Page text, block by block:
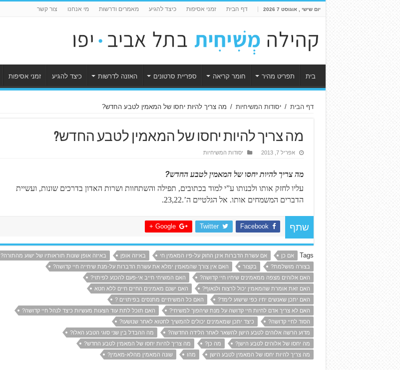
יום שישי , אוגוסט 7 2026 דף הבית זמני אסיפות כיצד להגיע מאמרים ודרשות מי אנחנו צור קשר
בית תפריט מהיר חומר קריאה ספריית סרטונים האזנה לדרשות כיצד להגיע זמני אסיפות
דף הבית / יסודות המשיחיות / מה צריך להיות יחסו של המאמין לטבע החדש?
מה צריך להיות יחסו של המאמין לטבע החדש?
אפריל 7, 2013 יסודות המשיחיות
מה צריך להיות יחסו של המאמין לטבע החדש?
עליו לחזק אותו ולבנותו ע”י למוד בכתובים, תפילה והשתחוות ושרות האדון בדרכים שונות, ועשיית
הדברים המשמחים אותו. אל הגלטיים ה’.23,22.
שתף Facebook
Twitter
Google +
Tags אם כן אם עשרת הדברות אינן החוק על-פיו המאמין חי באיזה אופן
באיזה אופן שונות תוראותיו של ישוע מהתורה?
בצורה מושלמת?
בקצור
האם אין צורך שהמאמין ימלא את עשרת הדברות על-מנת שיחייה חיי קדושה?
האם אלוהים מצפה ממאמינים שיחיו חיי קדושה?
האם המשיחי חייב אי-פעם להכנע לפיתוי?
האם זאת אומרת שהמאמין יכול לרצוח ולנאוף?
האם ישנם מאמינים החיים חיים ללא חטא
האם יתכן שאנשים יחיו כפי שישוע לימד?
האם כל המשיחיים מתנסים בפיתויים ?
האם לא צריך אדם לחיות חיי קדושה על מנת שיהפוך למשיחי?
האם תוכל לתת עוד הצעות מעשיות כיצד לנהל חיי קדושה?
הסוד לחיי קדושה?
כיצד יתכן שמאמינים יכולים להמשיך לחטוא לאחר שנושעו?
מדוע הרשה אלוהים לטבע הישן להשאר לאחר הלידה החדשה?
מה ההבדל בין שני סוגי הטבע האלו?
מה יחסו של אלוהים לטבע הישן?
מה כן?
מה צריך להיות יחסו של המאמין לטבע החדש?
מה צריך להיות יחסו של המאמין לטבע הישן
מהו שונה המאמין מהלא-מאמין?